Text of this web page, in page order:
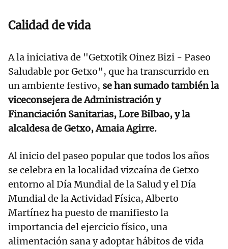
Calidad de vida
A la iniciativa de "Getxotik Oinez Bizi - Paseo
Saludable por Getxo", que ha transcurrido en
un ambiente festivo, se han sumado también la
viceconsejera de Administración y
Financiación Sanitarias, Lore Bilbao, y la
alcaldesa de Getxo, Amaia Agirre.
Al inicio del paseo popular que todos los años
se celebra en la localidad vizcaína de Getxo
entorno al Día Mundial de la Salud y el Día
Mundial de la Actividad Física, Alberto
Martínez ha puesto de manifiesto la
importancia del ejercicio físico, una
alimentación sana y adoptar hábitos de vida